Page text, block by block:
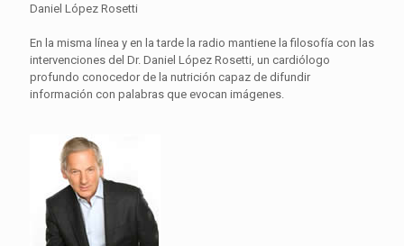
Daniel López Rosetti
En la misma línea y en la tarde la radio mantiene la filosofía con las
intervenciones del Dr. Daniel López Rosetti, un cardiólogo
profundo conocedor de la nutrición capaz de difundir
información con palabras que evocan imágenes.